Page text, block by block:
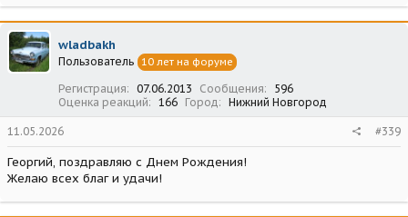
wladbakh
Пользователь 10 лет на форуме
Регистрация 07.06.2013 Сообщения
596
Оценка реакций
166 Город Нижний Новгород
11.05.2026 #339
Георгий, поздравляю с Днем Рождения!
Желаю всех благ и удачи!